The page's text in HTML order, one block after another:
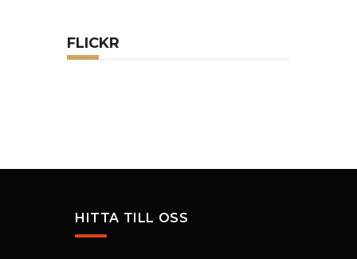
FLICKR
HITTA TILL OSS